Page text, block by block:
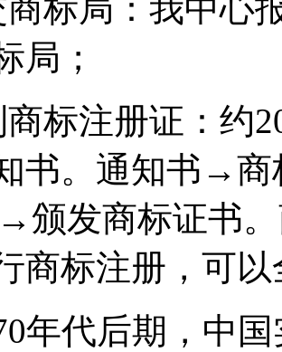
标局：我中心
局；
商标注册证：约
书。通知书→
颁发商标证书
商标注册，可
年代后期，中